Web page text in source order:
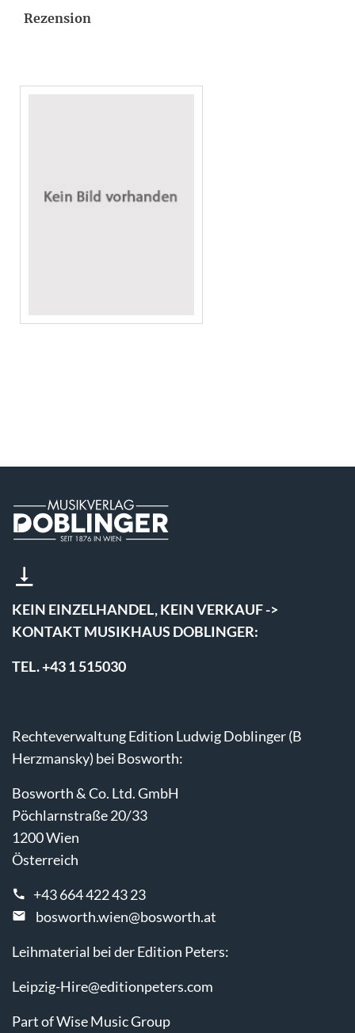
Rezension
KEIN EINZELHANDEL, KEIN VERKAUF ->
KONTAKT MUSIKHAUS DOBLINGER:
TEL. +43 1 515030
Rechteverwaltung Edition Ludwig Doblinger (B
Herzmansky) bei Bosworth:
Bosworth & Co. Ltd. GmbH
Pöchlarnstraße 20/33
1200 Wien
Österreich
+43 664 422 43 23
bosworth.wien@bosworth.at
Leihmaterial bei der Edition Peters:
Leipzig-Hire@editionpeters.com
Part of Wise Music Group